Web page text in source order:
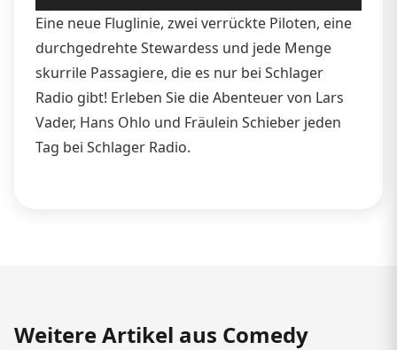
Player
Eine neue Fluglinie, zwei verrückte Piloten, eine
durchgedrehte Stewardess und jede Menge
skurrile Passagiere, die es nur bei Schlager
Radio gibt! Erleben Sie die Abenteuer von Lars
Vader, Hans Ohlo und Fräulein Schieber jeden
Tag bei Schlager Radio.
Weitere Artikel aus Comedy